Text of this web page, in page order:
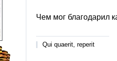
Чем мог благодарил
Qui quaerit, reperit